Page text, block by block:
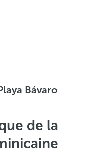
Bávaro
de la